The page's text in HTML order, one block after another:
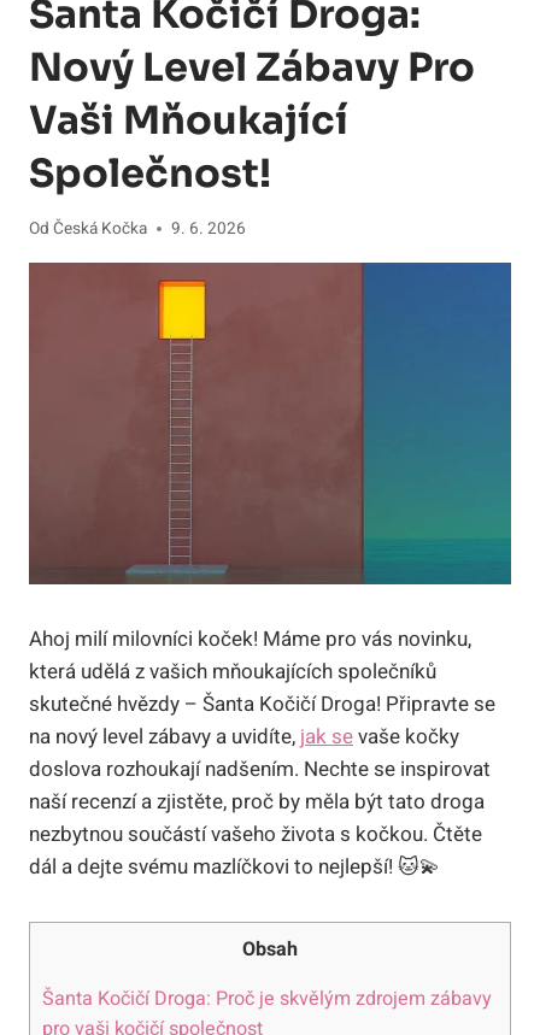
Šanta Kočičí Droga:
Nový Level Zábavy Pro
Vaši Mňoukající
Společnost!
Od Česká Kočka 9. 6. 2026
Ahoj⁣ milí milovníci koček! Máme pro vás novinku,
která udělá z vašich mňoukajících společníků
skutečné ⁣hvězdy – Šanta Kočičí Droga! ⁤Připravte se
na ‍nový level zábavy a uvidíte, jak sevaše kočky
doslova ⁤rozhoukají ‌nadšením. Nechte se inspirovat
naší ⁢recenzí a zjistěte, proč by měla⁣ být tato droga
nezbytnou součástí vašeho ⁤života s ⁣kočkou. Čtěte
dál a dejte svému mazlíčkovi‍ to nejlepší! 🐱💫
Obsah
Šanta ​Kočičí Droga: Proč je⁢ skvělým zdrojem zábavy
pro vaši kočičí společnost